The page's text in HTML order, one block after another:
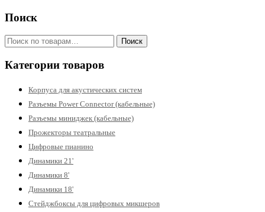
Поиск
Искать: Поиск
Категории товаров
Корпуса для акустических систем
Разъемы Power Connector (кабельные)
Разъемы миниджек (кабельные)
Прожекторы театральные
Цифровые пианино
Динамики 21'
Динамики 8'
Динамики 18'
Стейджбоксы для цифровых микшеров